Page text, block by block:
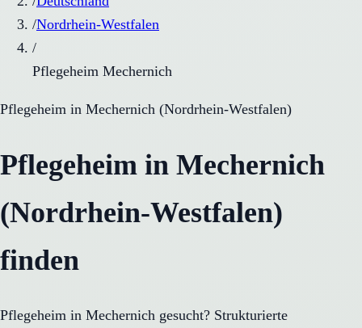
/Nordrhein-Westfalen
/
Pflegeheim Mechernich
Pflegeheim in Mechernich (Nordrhein-Westfalen)
Pflegeheim in Mechernich
(Nordrhein-Westfalen)
finden
Pflegeheim in Mechernich gesucht? Strukturierte